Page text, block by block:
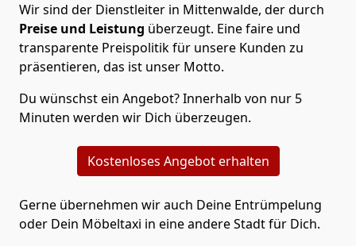
Wir sind der Dienstleiter in Mittenwalde, der durch
Preise und Leistung überzeugt. Eine faire und
transparente Preispolitik für unsere Kunden zu
präsentieren, das ist unser Motto.
Du wünschst ein Angebot? Innerhalb von nur 5
Minuten werden wir Dich überzeugen.
Kostenloses Angebot erhalten
Gerne übernehmen wir auch Deine Entrümpelung
oder Dein Möbeltaxi in eine andere Stadt für Dich.